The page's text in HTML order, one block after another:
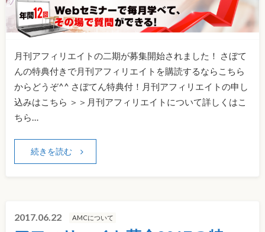
月刊アフィリエイトの二期が募集開始されました！ さぼて
んの特典付きで月刊アフィリエイトを購読するならこちら
からどうぞ^^ さぼてん特典付！月刊アフィリエイトの申し
込みはこちら ＞＞月刊アフィリエイトについて詳しくはこ
ちら…
続きを読む
2017.06.22 AMCについて